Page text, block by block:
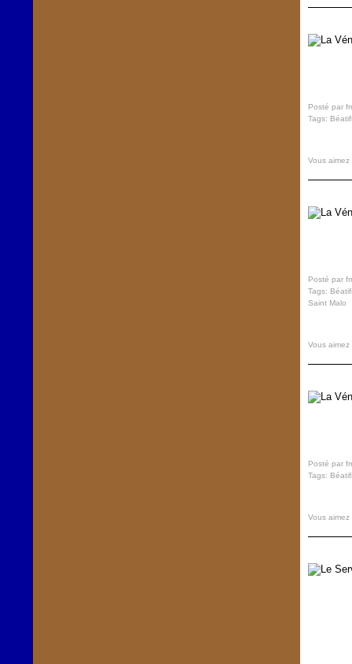
Posté par
Tags:
Vous aimez
Posté par
Tags:
Saint Malo
Vous aimez
Posté par
Tags:
Vous aimez